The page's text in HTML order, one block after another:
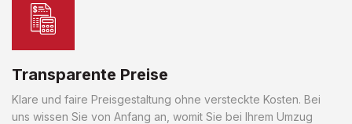
Transparente Preise
Klare und faire Preisgestaltung ohne versteckte Kosten. Bei
uns wissen Sie von Anfang an, womit Sie bei Ihrem Umzug